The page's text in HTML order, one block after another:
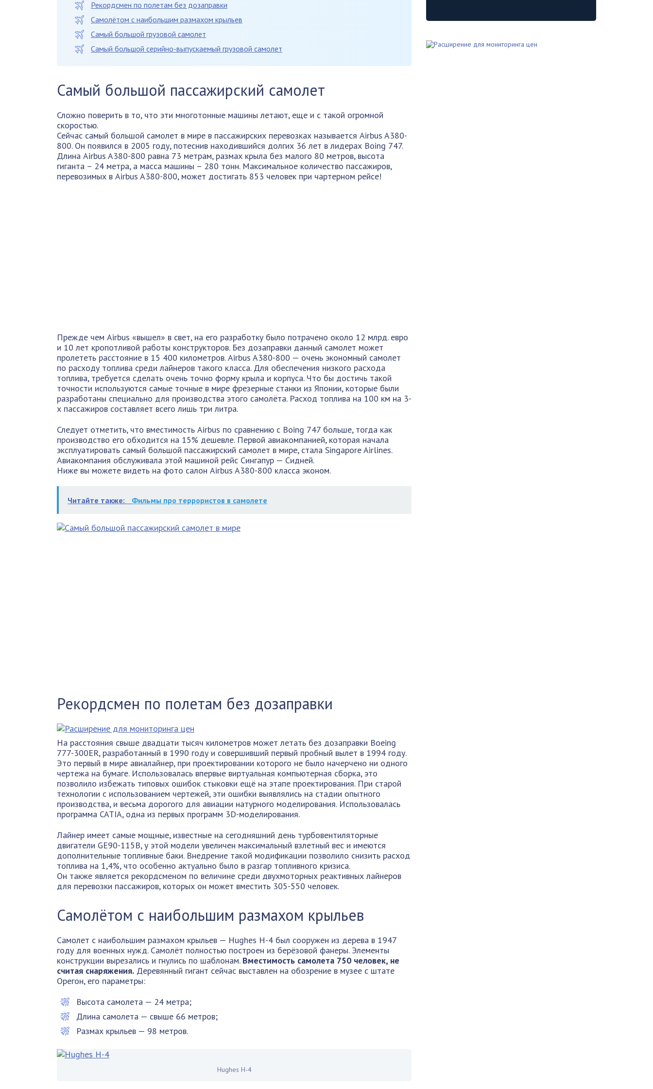
Рекордсмен по полетам без дозаправки
Самолётом с наибольшим размахом крыльев
Самый большой грузовой самолет
Самый большой серийно-выпускаемый грузовой самолет
Самый большой пассажирский самолет
Сложно поверить в то, что эти многотонные машины летают, еще и с такой огромной
скоростью.
Сейчас самый большой самолет в мире в пассажирских перевозках называется Airbus A380-
800. Он появился в 2005 году, потеснив находившийся долгих 36 лет в лидерах Boing 747.
Длина Airbus A380-800 равна 73 метрам, размах крыла без малого 80 метров, высота
гиганта – 24 метра, а масса машины – 280 тонн. Максимальное количество пассажиров,
перевозимых в Airbus A380-800, может достигать 853 человек при чартерном рейсе!
Прежде чем Airbus «вышел» в свет, на его разработку было потрачено около 12 млрд. евро
и 10 лет кропотливой работы конструкторов. Без дозаправки данный самолет может
пролететь расстояние в 15 400 километров. Airbus A380-800 — очень экономный самолет
по расходу топлива среди лайнеров такого класса. Для обеспечения низкого расхода
топлива, требуется сделать очень точно форму крыла и корпуса. Что бы достичь такой
точности используются самые точные в мире фрезерные станки из Японии, которые были
разработаны специально для производства этого самолёта. Расход топлива на 100 км на 3-
х пассажиров составляет всего лишь три литра.
Следует отметить, что вместимость Airbus по сравнению с Boing 747 больше, тогда как
производство его обходится на 15% дешевле. Первой авиакомпанией, которая начала
эксплуатировать самый большой пассажирский самолет в мире, стала Singapore Airlines.
Авиакомпания обслуживала этой машиной рейс Сингапур — Сидней.
Ниже вы можете видеть на фото салон Airbus A380-800 класса эконом.
Читайте также: Фильмы про террористов в самолете
Рекордсмен по полетам без дозаправки
На расстояния свыше двадцати тысяч километров может летать без дозаправки Boeing
777-300ER, разработанный в 1990 году и совершивший первый пробный вылет в 1994 году.
Это первый в мире авиалайнер, при проектировании которого не было начерчено ни одного
чертежа на бумаге. Использовалась впервые виртуальная компьютерная сборка, это
позволило избежать типовых ошибок стыковки ещё на этапе проектирования. При старой
технологии с использованием чертежей, эти ошибки выявлялись на стадии опытного
производства, и весьма дорогого для авиации натурного моделирования. Использовалась
программа CATIA, одна из первых программ 3D-моделирования.
Лайнер имеет самые мощные, известные на сегодняшний день турбовентиляторные
двигатели GE90-115B, у этой модели увеличен максимальный взлетный вес и имеются
дополнительные топливные баки. Внедрение такой модификации позволило снизить расход
топлива на 1,4%, что особенно актуально было в разгар топливного кризиса.
Он также является рекордсменом по величине среди двухмоторных реактивных лайнеров
для перевозки пассажиров, которых он может вместить 305-550 человек.
Самолётом с наибольшим размахом крыльев
Самолет с наибольшим размахом крыльев — Hughes H-4 был сооружен из дерева в 1947
году для военных нужд. Самолёт полностью построен из берёзовой фанеры. Элементы
конструкции вырезались и гнулись по шаблонам. Вместимость самолета 750 человек, не
считая снаряжения. Деревянный гигант сейчас выставлен на обозрение в музее с штате
Орегон, его параметры:
Высота самолета — 24 метра;
Длина самолета — свыше 66 метров;
Размах крыльев — 98 метров.
Hughes H-4